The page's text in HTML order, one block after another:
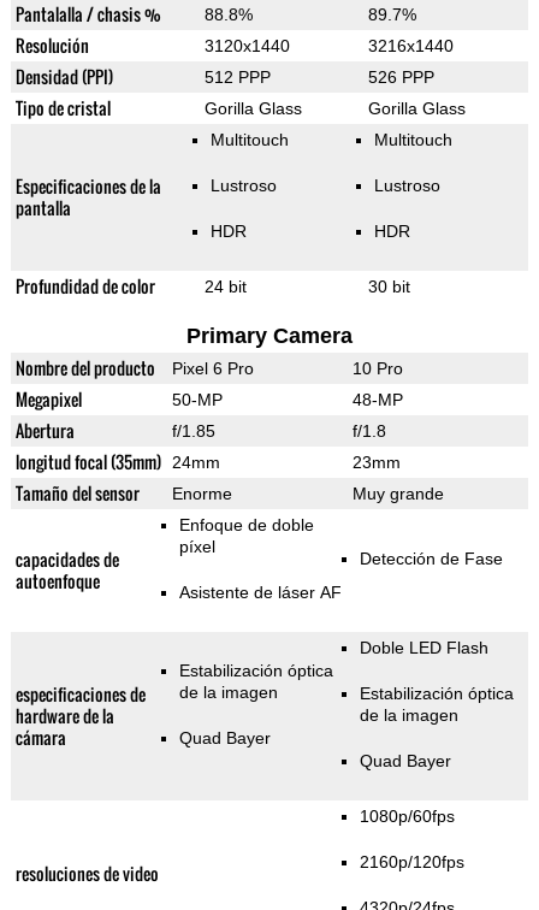
Pantalalla / chasis % 88.8% 89.7%
Resolución 3120x1440 3216x1440
Densidad (PPI) 512 PPP 526 PPP
Tipo de cristal Gorilla Glass Gorilla Glass
Especificaciones de la
pantalla
Multitouch
Lustroso
HDR
Multitouch
Lustroso
HDR
Profundidad de color 24 bit 30 bit
Primary Camera
Nombre del producto Pixel 6 Pro 10 Pro
Megapixel 50-MP 48-MP
Abertura f/1.85 f/1.8
longitud focal (35mm) 24mm 23mm
Tamaño del sensor Enorme Muy grande
capacidades de
autoenfoque
Enfoque de doble
píxel
Asistente de láser AF
Detección de Fase
especificaciones de
hardware de la
cámara
Estabilización óptica
de la imagen
Quad Bayer
Doble LED Flash
Estabilización óptica
de la imagen
Quad Bayer
resoluciones de video
1080p/60fps
2160p/120fps